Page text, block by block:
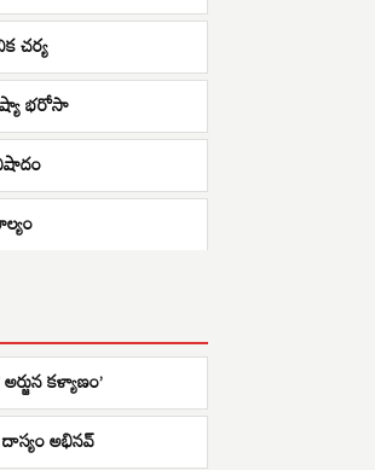
చర్య
భరోసా
కళ్యాణం’
దాస్యం అభినవ్